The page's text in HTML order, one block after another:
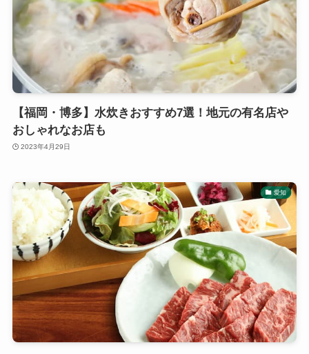
【福岡・博多】水炊きおすすめ7選！地元の有名店や
おしゃれなお店も
2023年4月29日
愛知